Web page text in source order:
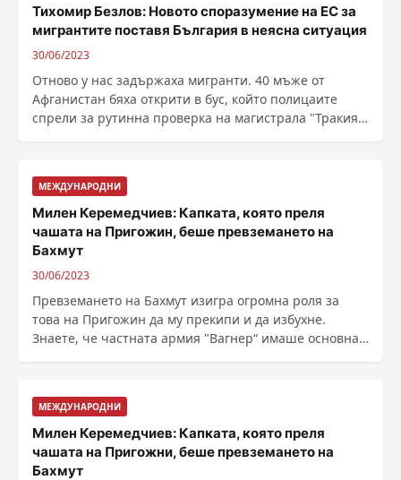
Тихомир Безлов: Новото споразумение на ЕС за
мигрантите поставя България в неясна ситуация
30/06/2023
Отново у нас задържаха мигранти. 40 мъже от
Афганистан бяха открити в бус, който полицаите
спрели за рутинна проверка на магистрала "Тракия“.
МЕЖДУНАРОДНИ
Милен Керемедчиев: Капката, която преля
чашата на Пригожин, беше превземането на
Бахмут
30/06/2023
Превземането на Бахмут изигра огромна роля за
това на Пригожин да му прекипи и да избухне.
Знаете, че частната армия "Вагнер“ имаше основна
МЕЖДУНАРОДНИ
Милен Керемедчиев: Капката, която преля
чашата на Пригожни, беше превземането на
Бахмут